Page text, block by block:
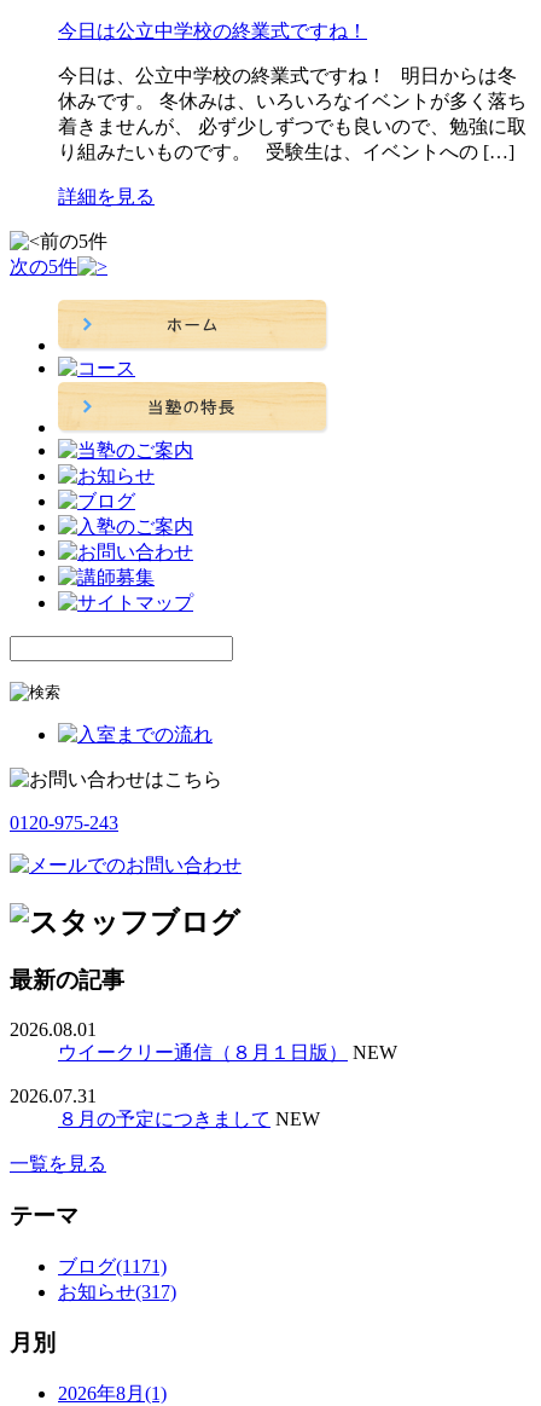
今日は公立中学校の終業式ですね！
今日は、公立中学校の終業式ですね！ 明日からは冬
休みです。 冬休みは、いろいろなイベントが多く落ち
着きませんが、 必ず少しずつでも良いので、勉強に取
り組みたいものです。 受験生は、イベントへの […]
詳細を見る
前の5件
次の5件
0120-975-243
最新の記事
2026.08.01
ウイークリー通信（８月１日版）
NEW
2026.07.31
８月の予定につきまして NEW
一覧を見る
テーマ
ブログ(1171)
お知らせ(317)
月別
2026年8月(1)